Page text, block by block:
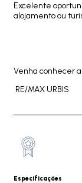
Excelente
alojamento ou
Venha conhecer
RE/MAX URBIS
Especificações